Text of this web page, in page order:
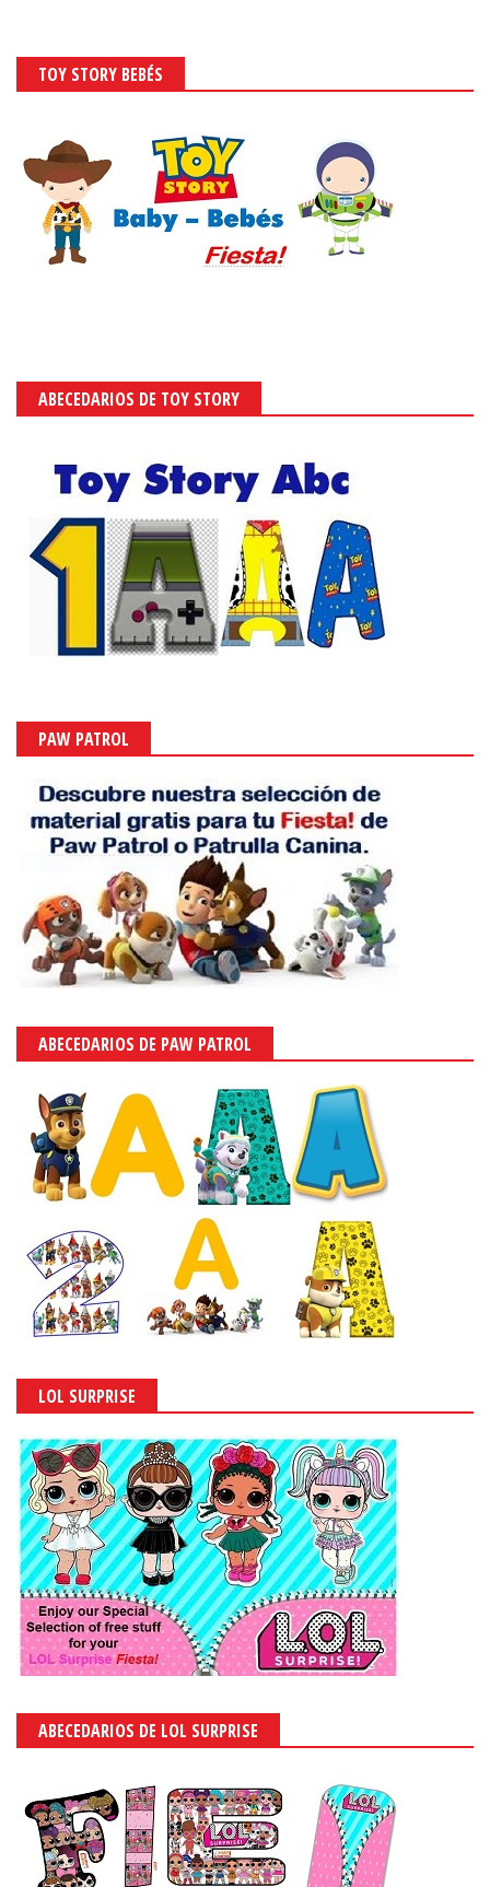
TOY STORY BEBÉS
ABECEDARIOS DE TOY STORY
PAW PATROL
ABECEDARIOS DE PAW PATROL
LOL SURPRISE
ABECEDARIOS DE LOL SURPRISE